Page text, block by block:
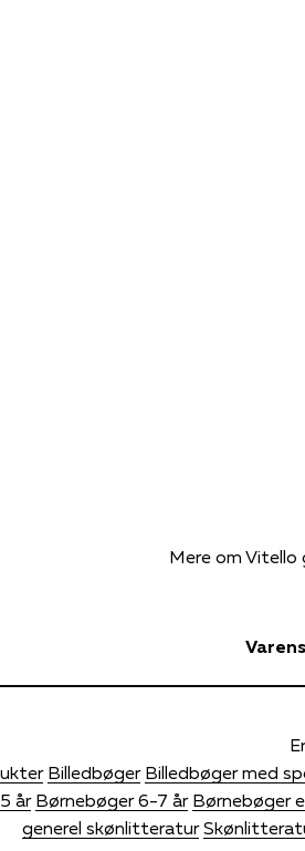
Mere om
Billedbøger Billedbøger med
år Børnebøger 6-7 år Børnebøger
generel skønlitteratur